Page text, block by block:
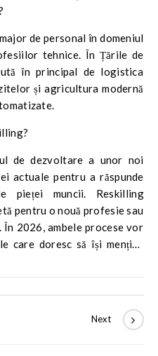
de personal în domeniul
tehnice. În Țările de
în principal de logistica
și agricultura modernă
de dezvoltare a unor noi
actuale pentru a răspunde
pieței muncii. Reskilling
pentru o nouă profesie sau
2026, ambele procese vor
care doresc să își mențină